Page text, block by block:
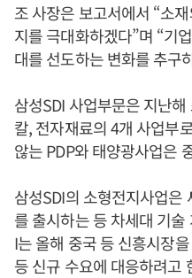
조 사장은 보고서에서 “소
지를 극대화하겠다”며 “기
대를 선도하는 변화를 추구
삼성SDI 사업부문은 지난
칼, 전자재료의 4개 사업부
않는 PDP와 태양광사업은
삼성SDI의 소형전지사업은
를 출시하는 등 차세대 기
I는 올해 중국 등 신흥시장
등 신규 수요에 대응하려고